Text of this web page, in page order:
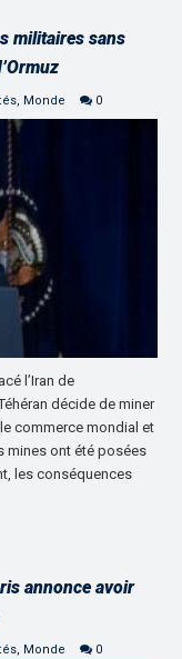
militaires sans
, Monde 0
l’Iran de
décide de miner
commerce mondial et
mines ont été posées
les conséquences
annonce avoir
, Monde 0